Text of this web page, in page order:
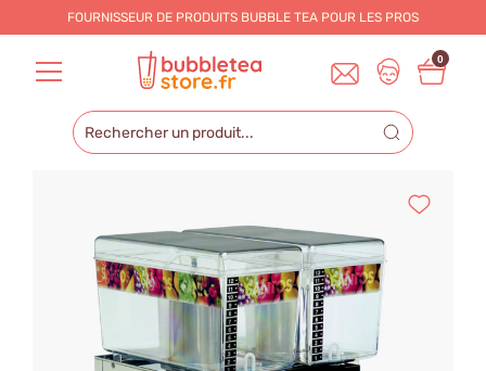
FOURNISSEUR DE PRODUITS BUBBLE TEA POUR LES PROS
0